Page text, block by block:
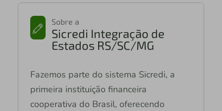
Sobre a
Sicredi Integração de
Estados RS/SC/MG
Fazemos parte do sistema Sicredi, a
primeira instituição financeira
cooperativa do Brasil, oferecendo